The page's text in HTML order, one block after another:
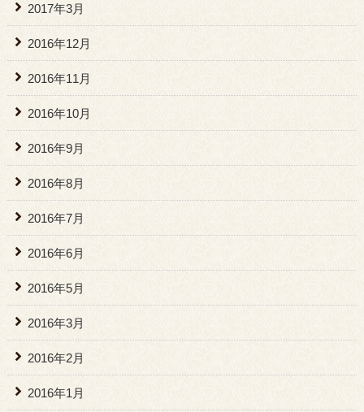
2017年3月
2016年12月
2016年11月
2016年10月
2016年9月
2016年8月
2016年7月
2016年6月
2016年5月
2016年3月
2016年2月
2016年1月